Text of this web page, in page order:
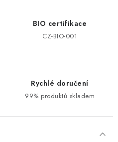
BIO certifikace
CZ-BIO-001
Rychlé doručení
99% produktů skladem